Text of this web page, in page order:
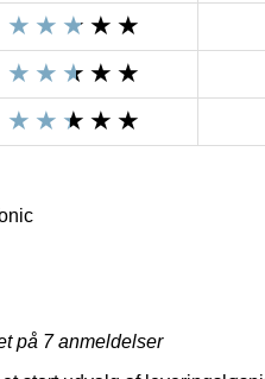
på 7anmeldelser